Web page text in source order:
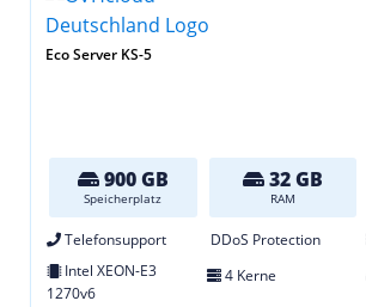
Eco Server KS-5
900 GB
Speicherplatz
32 GB
RAM
Telefonsupport DDoS Protection
Intel XEON-E3
1270v6
4 Kerne